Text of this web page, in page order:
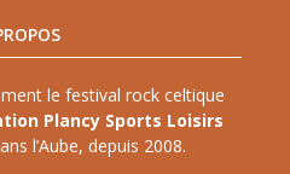
le festival rock celtique
Plancy Sports Loisirs
l’Aube, depuis 2008.